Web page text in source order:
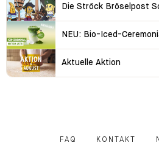
Die Ströck Bröselpost
NEU: Bio-Iced-
Aktuelle Aktion
FAQ KONTAKT